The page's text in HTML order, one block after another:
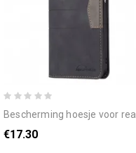
bescherming hoesje voor realme c35 folio-hoesje binfen kleurlijnen
€17.30